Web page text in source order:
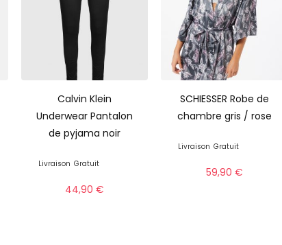
Calvin Klein
Underwear Pantalon
de pyjama noir
Livraison Gratuit
44,90€
SCHIESSER Robe de
chambre gris / rose
Livraison Gratuit
59,90 €